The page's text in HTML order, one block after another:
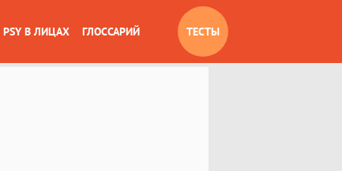
PSY В ЛИЦАХ ГЛОССАРИЙ ТЕСТЫ